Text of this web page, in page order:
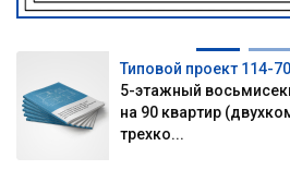
Типовой проект 114-
5-этажный
на 90 квартир
трехко...